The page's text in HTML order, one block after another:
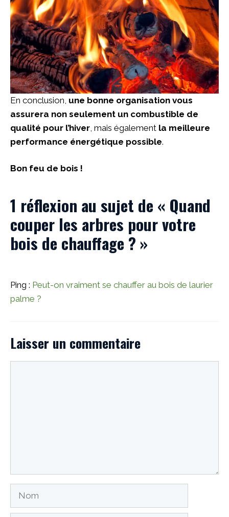
En conclusion, une bonne organisation vous
assurera non seulement un combustible de
qualité pour l’hiver , mais également la meilleure
performance énergétique possible.
Bon feu de bois !
1 réflexion au sujet de « Quand
couper les arbres pour votre
bois de chauffage ? »
Ping : Peut-on vraiment se chauffer au bois de laurier
palme ?
Laisser un commentaire